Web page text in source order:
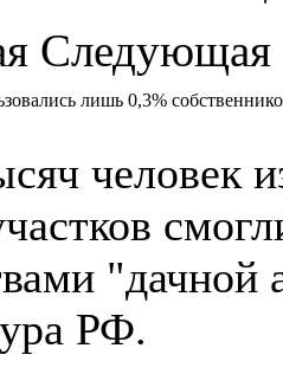
Следующая
лишь 0,3%
человек
"дачной
РФ.